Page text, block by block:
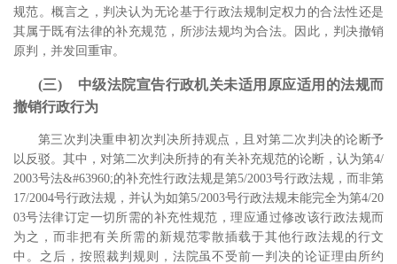
规范。概言之，判决认为无论基于行政法规制定权力的合法性还是
其属于既有法律的补充规范，所涉法规均为合法。因此，判决撤销
原判，并发回重审。
(三) 中级法院宣告行政机关未适用原应适用的法规而
撤销行政行为
第三次判决重申初次判决所持观点，且对第二次判决的论断予
以反驳。其中，对第二次判决所持的有关补充规范的论断，认为第4/
2003号法&#63960;的补充性行政法规是第5/2003号行政法规，而非第
17/2004号行政法规，并认为如第5/2003号行政法规未能完全为第4/20
03号法律订定一切所需的补充性规范，理应通过修改该行政法规而
为之，而非把有关所需的新规范零散插载于其他行政法规的行文
中。 之后，按照裁判规则，法院虽不受前一判决的论证理由所约